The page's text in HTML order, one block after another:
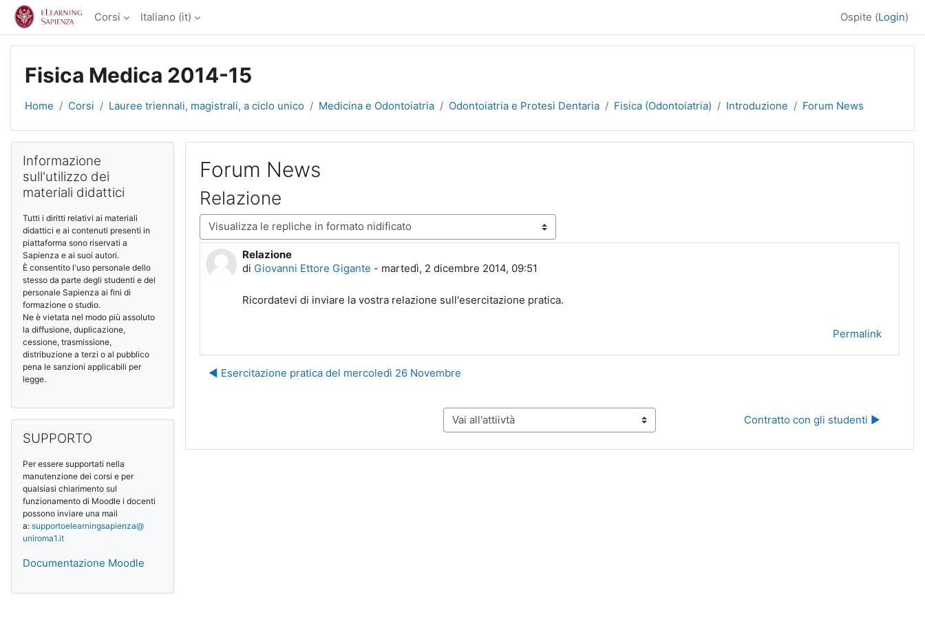
Vai al contenuto principale
Corsi Italiano ‎(it)‎ Ospite (Login)
Fisica Medica 2014-15
Home Corsi Lauree triennali, magistrali, a ciclo unico Medicina e Odontoiatria Odontoiatria e Protesi Dentaria Fisica (Odontoiatria) Introduzione Forum News
Forum News
Relazione
Modalità visualizzazione
Relazione
di Giovanni Ettore Gigante - martedì, 2 dicembre 2014, 09:51
Numero di risposte: 0
Ricordatevi di inviare la vostra relazione sull'esercitazione pratica.
Permalink
◀︎ Esercitazione pratica del mercoledì 26 Novembre
Vai all'attiivtà Contratto con gli studenti ▶︎
Blocchi
Informazione
sull'utilizzo dei
materiali didattici
Tutti i diritti relativi ai materiali
didattici e ai contenuti presenti in
piattaforma sono riservati a
Sapienza e ai suoi autori.
È consentito l'uso personale dello
stesso da parte degli studenti e del
personale Sapienza ai fini di
formazione o studio.
Ne è vietata nel modo più assoluto
la diffusione, duplicazione,
cessione, trasmissione,
distribuzione a terzi o al pubblico
pena le sanzioni applicabili per
legge.
SUPPORTO
Per essere supportati nella
manutenzione dei corsi e per
qualsiasi chiarimento sul
funzionamento di Moodle i docenti
possono inviare una mail
a: supportoelearningsapienza@
uniroma1.it
Documentazione Moodle